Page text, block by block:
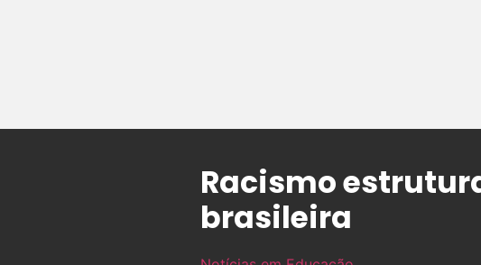
Racismo
brasileira